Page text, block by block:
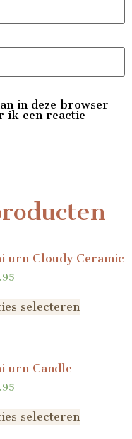
in deze browser
ik een reactie
urn Cloudy Ceramic
selecteren
urn Candle
selecteren